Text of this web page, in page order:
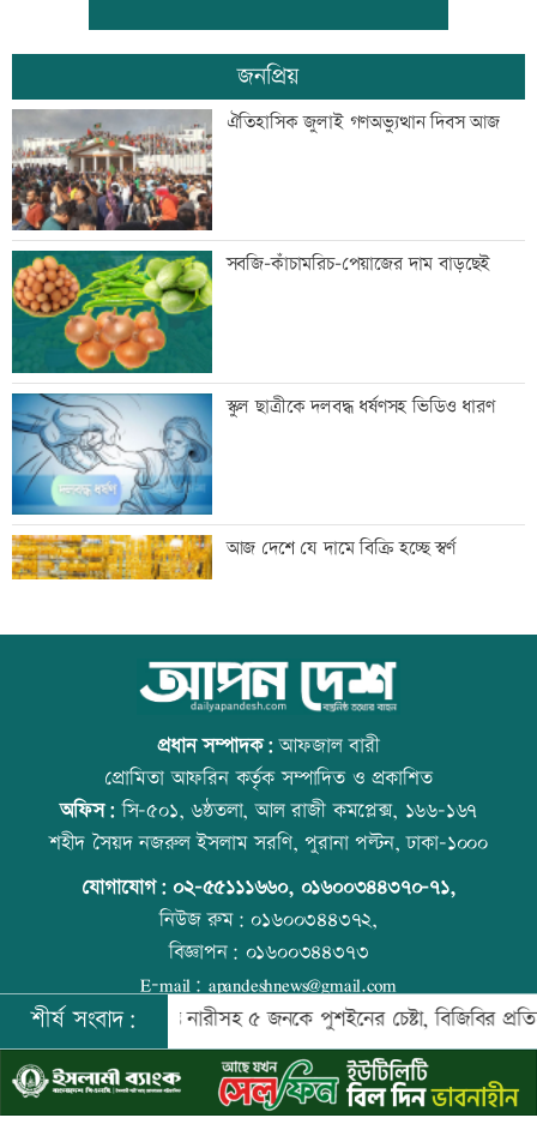
বিয়ে না করার কারণ জানালেন আমিশা
আওয়ামী লীগের সঙ্গে গণতন্ত্র যায় না: মির্জা
ফখরুল
ডেপুটি ম্যানেজার চেয়ে ব্র্যাকে নিয়োগ
‘আমার স্বপ্ন আপনাদের কাছে দিয়ে গেলাম’
মেহেরপুর সীমান্তে নারীসহ ৫ জনকে পুশইনের
চেষ্টা, বিজিবির প্রতিরোধে ব্যর্থ
থাইল্যান্ডে ১৪ বছরের শিক্ষার্থীর গুলিতে নিহত
৬
জাপানে ধেয়ে আসছে ঘূর্ণিঝড় ডলফিন
কাঁচা মরিচের দাম কমলেও ডিমের দাম
জনপ্রিয়
ঐতিহাসিক জুলাই গণঅভ্যুত্থান দিবস আজ
সবজি-কাঁচামরিচ-পেয়াজের দাম বাড়ছেই
স্কুল ছাত্রীকে দলবদ্ধ ধর্ষণসহ ভিডিও ধারণ
আজ দেশে যে দামে বিক্রি হচ্ছে স্বর্ণ
আজ বিশ্ব বন্ধু দিবস
প্রতিমন্ত্রীকে ঘিরে ভাইরাল ভিডিওতে ছবি
জুড়ে অপপ্রচার: এলিন
কোরআন-হাদিসে নামাজ না পড়ার শাস্তি
আজ স্বর্ণ-রুপা যে দামে বিক্রি হচ্ছে
প্রধান সম্পাদক:আফজাল বারী
প্রোমিতা আফরিন কর্তৃক সম্পাদিত ও প্রকাশিত
অফিস:সি-৫০১, ৬ষ্ঠতলা, আল রাজী কমপ্লেক্স, ১৬৬-১৬৭
শহীদ সৈয়দ নজরুল ইসলাম সরণি, পুরানা পল্টন, ঢাকা-১০০০
যোগাযোগ: ০২-৫৫১১১৬৬০, ০১৬০০৩৪৪৩৭০-৭১,
নিউজ রুম:০১৬০০৩৪৪৩৭২,
বিজ্ঞাপন: ০১৬০০৩৪৪৩৭৩
E-mail: apandeshnews@gmail.com
©২০২৬ |আপন দেশ ডটকমকর্তৃক সর্বসত্ব ® সংরক্ষিত | উন্নয়নে
ইমিথমেকারস.কম
শীর্ষ সংবাদ:
সীমান্তে নারীসহ ৫ জনকে পুশইনের চেষ্টা, বিজিবির প্রতিরোধে